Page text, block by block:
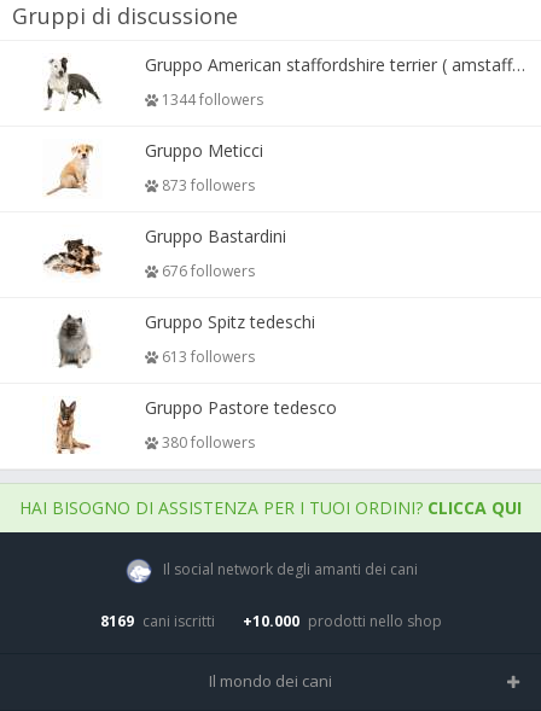
Gruppi di discussione
Gruppo American staffordshire terrier ( amstaff, amastaff )
1344 followers
Gruppo Meticci
873 followers
Gruppo Bastardini
676 followers
Gruppo Spitz tedeschi
613 followers
Gruppo Pastore tedesco
380 followers
HAI BISOGNO DI ASSISTENZA PER I TUOI ORDINI? CLICCA QUI
Il social network degli amanti dei cani
8169 cani iscritti +10.000 prodotti nello shop
Il mondo dei cani